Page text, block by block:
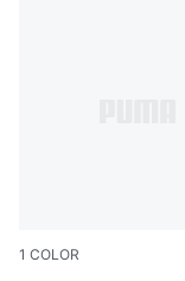
1 COLOR